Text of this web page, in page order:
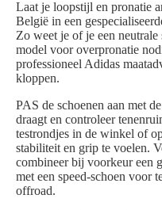
Laat je loopstijl en pronatie
België in een
Zo weet je of je een
model voor overpronatie
professioneel Adidas
kloppen.
PAS de schoenen aan met
draagt en controleer
testrondjes in de winkel of
stabiliteit en grip te voelen.
combineer bij voorkeur een
met een speed-schoen voor
offroad.